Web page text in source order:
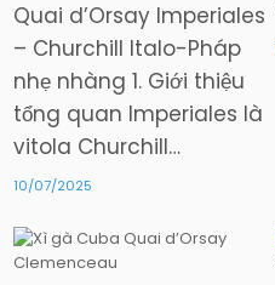
Quai d’Orsay Imperiales
– Churchill Italo-Pháp
nhẹ nhàng 1. Giới thiệu
tổng quan Imperiales là
vitola Churchill…
10/07/2025